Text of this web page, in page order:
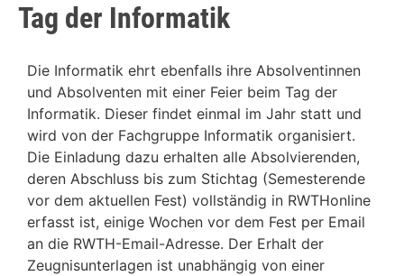
Tag der Informatik
Die Informatik ehrt ebenfalls ihre Absolventinnen
und Absolventen mit einer Feier beim Tag der
Informatik. Dieser findet einmal im Jahr statt und
wird von der Fachgruppe Informatik organisiert.
Die Einladung dazu erhalten alle Absolvierenden,
deren Abschluss bis zum Stichtag (Semesterende
vor dem aktuellen Fest) vollständig in RWTHonline
erfasst ist, einige Wochen vor dem Fest per Email
an die RWTH-Email-Adresse. Der Erhalt der
Zeugnisunterlagen ist unabhängig von einer